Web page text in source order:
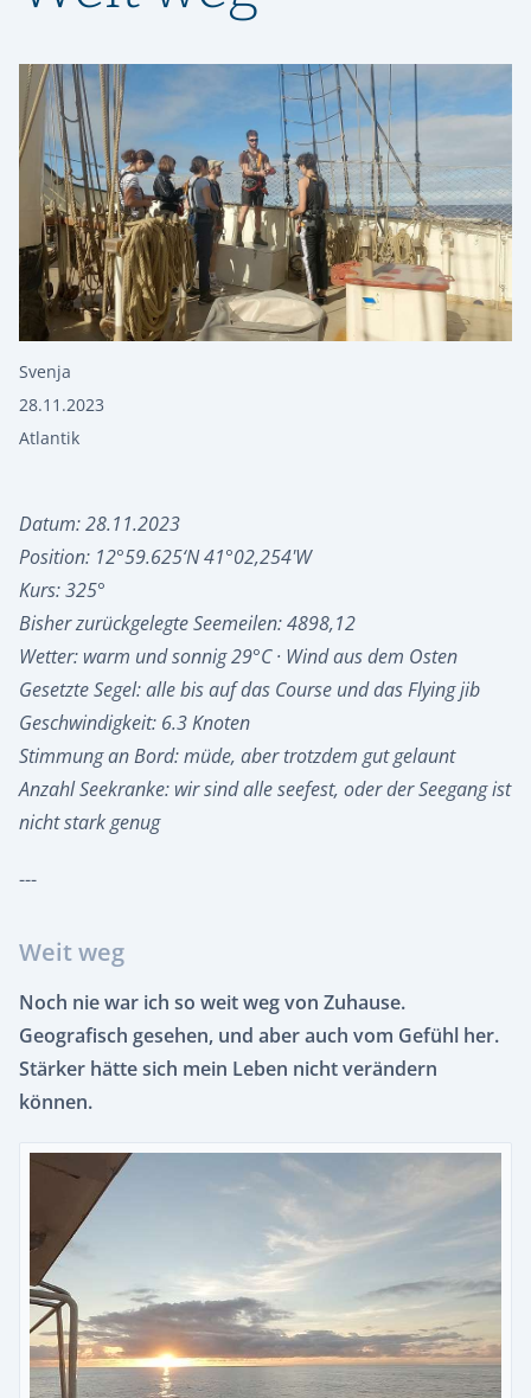
Svenja
28.11.2023
Atlantik
Datum: 28.11.2023
Position: 12°59.625‘N 41°02,254'W
Kurs: 325°
Bisher zurückgelegte Seemeilen: 4898,12
Wetter: warm und sonnig 29°C · Wind aus dem Osten
Gesetzte Segel: alle bis auf das Course und das Flying jib
Geschwindigkeit: 6.3 Knoten
Stimmung an Bord: müde, aber trotzdem gut gelaunt
Anzahl Seekranke: wir sind alle seefest, oder der Seegang ist
nicht stark genug
---
Weit weg
Noch nie war ich so weit weg von Zuhause.
Geografisch gesehen, und aber auch vom Gefühl her.
Stärker hätte sich mein Leben nicht verändern
können.